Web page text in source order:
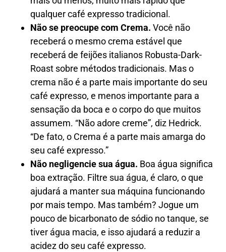
qualquer café expresso tradicional.
Não se preocupe com Crema. Você não
receberá o mesmo crema estável que
receberá de feijões italianos Robusta-Dark-
Roast sobre métodos tradicionais. Mas o
crema não é a parte mais importante do seu
café expresso, e menos importante para a
sensação da boca e o corpo do que muitos
assumem. “Não adore creme”, diz Hedrick.
“De fato, o Crema é a parte mais amarga do
seu café expresso.”
Não negligencie sua água. Boa água significa
boa extração. Filtre sua água, é claro, o que
ajudará a manter sua máquina funcionando
por mais tempo. Mas também? Jogue um
pouco de bicarbonato de sódio no tanque, se
tiver água macia, e isso ajudará a reduzir a
acidez do seu café expresso.